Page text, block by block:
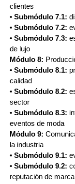
clientes
• Submódulo 7.1:
• Submódulo 7.2:
• Submódulo 7.3:
de lujo
Módulo 8:
• Submódulo 8.1:
calidad
• Submódulo 8.2:
sector
• Submódulo 8.3:
eventos de moda
Módulo 9:
la industria
• Submódulo 9.1:
• Submódulo 9.2:
reputación de marca